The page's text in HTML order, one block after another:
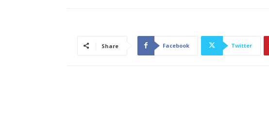
Share Facebook Twitter